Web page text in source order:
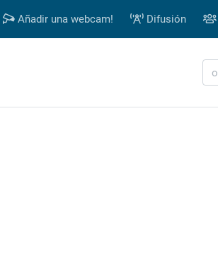
Añadir una webcam! Difusión